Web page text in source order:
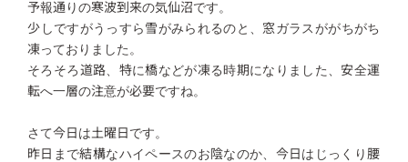
予報通りの寒波到来の気仙沼です。
少しですがうっすら雪がみられるのと、窓ガラスががちがち
凍っておりました。
そろそろ道路、特に橋などが凍る時期になりました、安全運
転へ一層の注意が必要ですね。
さて今日は土曜日です。
昨日まで結構なハイペースのお陰なのか、今日はじっくり腰